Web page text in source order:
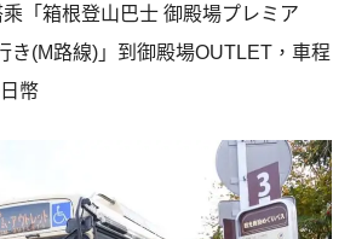
「箱根登山巴士 御殿場プレミア
き(M路線)」到御殿場OUTLET，車程
幣